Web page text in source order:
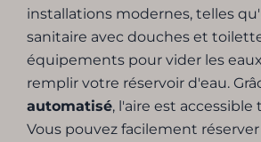
installations modernes, telles
sanitaire avec douches et
équipements pour vider les
remplir votre réservoir d'eau.
automatisé, l'aire est
Vous pouvez facilement